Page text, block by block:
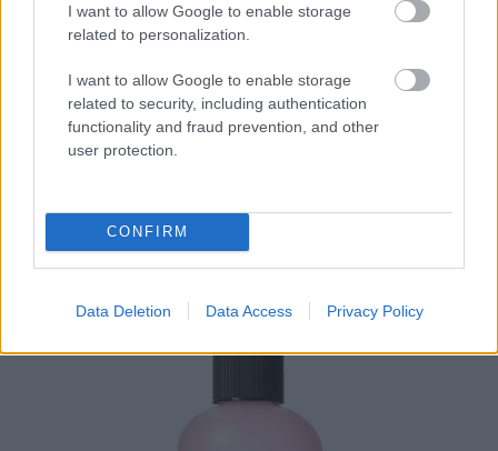
I want to allow Google to enable storage
related to personalization.
I want to allow Google to enable storage
related to security, including authentication
functionality and fraud prevention, and other
user protection.
CONFIRM
Data Deletion Data Access Privacy Policy
táptalajaként végzik, amiket aztán újra és újra
felkenünk a bőrre a sminkkel együtt. A poros állagú
termékek esetében elegendő valamivel ritkábban,
de azokat az eszközöket, amivel például az alapozót
vagy a korrektort viszed fel, minden használat után
fertőtlenítsd!